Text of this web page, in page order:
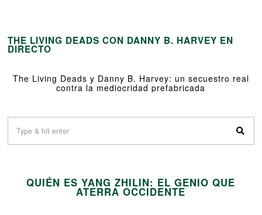
THE LIVING DEADS CON DANNY B. HARVEY EN
DIRECTO
The Living Deads y Danny B. Harvey: un secuestro real
contra la mediocridad prefabricada
QUIÉN ES YANG ZHILIN: EL GENIO QUE
ATERRA OCCIDENTE